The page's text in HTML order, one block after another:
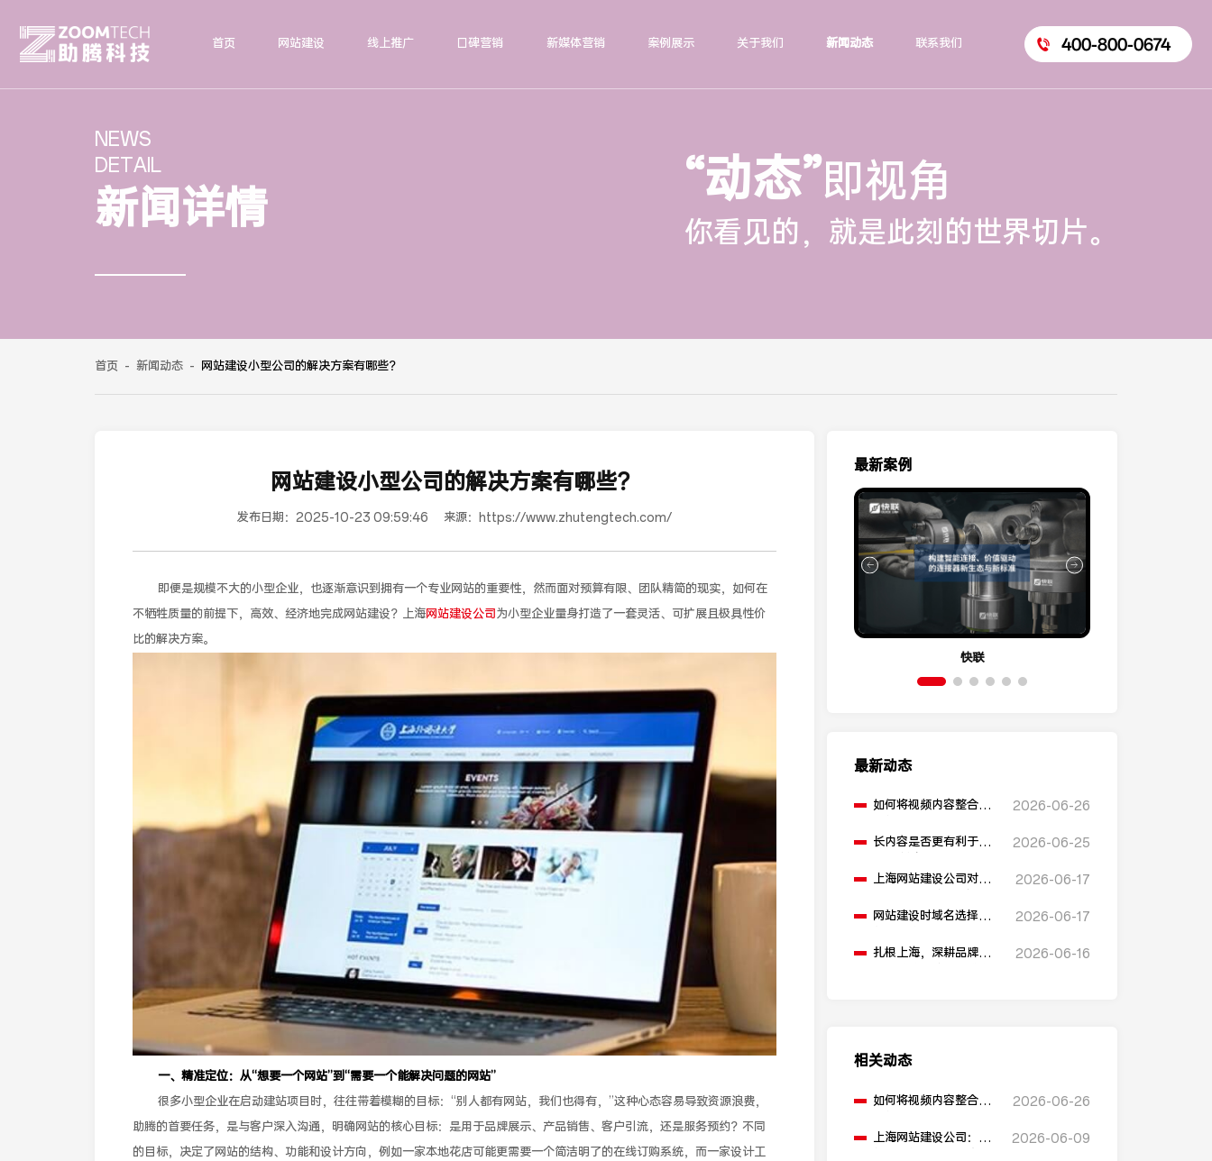
首页 网站建设 线上推广 口碑营销 新媒体营销 案例展示 关于我们 新闻动态 联系我们 400-800-0674
NEWS
DETAIL
新闻详情 “动态”即视角
你看见的，就是此刻的世界切片。
首页 - 新闻动态 - 网站建设小型公司的解决方案有哪些？
网站建设小型公司的解决方案有哪些？
发布日期： 2025-10-23 09:59:46 来源： https://www.zhutengtech.com/
即便是规模不大的小型企业，也逐渐意识到拥有一个专业网站的重要性，然而面对预算有限、团队精简的现实，如何在
不牺牲质量的前提下，高效、经济地完成网站建设？上海网站建设公司为小型企业量身打造了一套灵活、可扩展且极具性价
比的解决方案。
一、精准定位：从“想要一个网站”到“需要一个能解决问题的网站”
很多小型企业在启动建站项目时，往往带着模糊的目标：“别人都有网站，我们也得有，”这种心态容易导致资源浪费，
助腾的首要任务，是与客户深入沟通，明确网站的核心目标：是用于品牌展示、产品销售、客户引流，还是服务预约？不同
的目标，决定了网站的结构、功能和设计方向，例如一家本地花店可能更需要一个简洁明了的在线订购系统，而一家设计工
最新案例
快联
最新动态
如何将视频内容整合到
2026-06-26
长内容是否更有利于
2026-06-25
上海网站建设公司对
如何选择您的可靠伙
2026-06-17
网站建设时域名选择有
2026-06-17
扎根上海，深耕品牌营
2026-06-16
相关动态
如何将视频内容整合到
2026-06-26
上海网站建设公司：网
2026-06-09